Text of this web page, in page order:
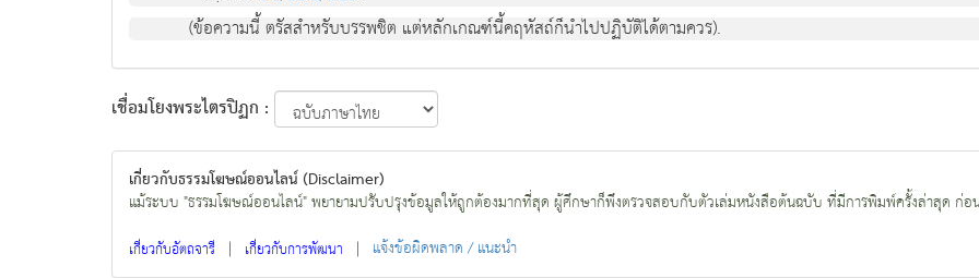
(ข้อความนี้ ตรัสสำหรับบรรพชิต แต่หลักเกณฑ์นี้คฤหัสถ์ก็นำไปปฏิบัติได้ตามควร).
เชื่อมโยงพระไตรปิฏก :
เกี่ยวกับธรรมโฆษณ์ออนไลน์ (Disclaimer)
แม้ระบบ "ธรรมโฆษณ์ออนไลน์" พยายามปรับปรุงข้อมูลให้ถูกต้องมากที่สุด ผู้ศึกษาก็พึงตรวจสอบกับตัวเล่มหนังสือต้นฉบับ ที่มีการพิมพ์ครั้งล่าสุด ก่อน
เกี่ยวกับอัตถจารี | เกี่ยวกับการพัฒนา | แจ้งข้อผิดพลาด / แนะนำ